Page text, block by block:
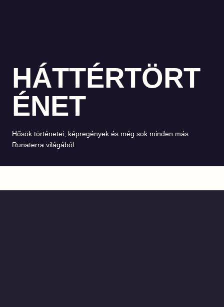
HÁTTÉRTÖRT
ÉNET
Hősök történetei, képregények és még sok minden más
Runaterra világából.